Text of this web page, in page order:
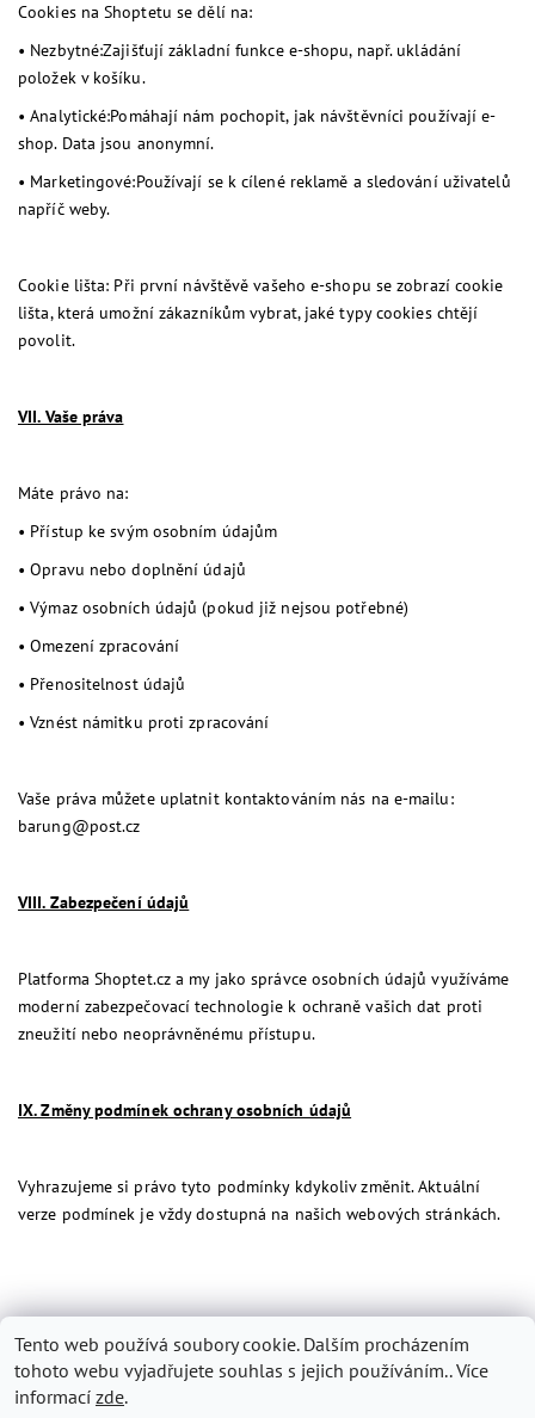
Cookies na Shoptetu se dělí na:
• Nezbytné:Zajišťují základní funkce e-shopu, např. ukládání
položek v košíku.
• Analytické:Pomáhají nám pochopit, jak návštěvníci používají e-
shop. Data jsou anonymní.
• Marketingové:Používají se k cílené reklamě a sledování uživatelů
napříč weby.
Cookie lišta: Při první návštěvě vašeho e-shopu se zobrazí cookie
lišta, která umožní zákazníkům vybrat, jaké typy cookies chtějí
povolit.
VII. Vaše práva
Máte právo na:
• Přístup ke svým osobním údajům
• Opravu nebo doplnění údajů
• Výmaz osobních údajů (pokud již nejsou potřebné)
• Omezení zpracování
• Přenositelnost údajů
• Vznést námitku proti zpracování
Vaše práva můžete uplatnit kontaktováním nás na e-mailu:
barung@post.cz
VIII. Zabezpečení údajů
Platforma Shoptet.cz a my jako správce osobních údajů využíváme
moderní zabezpečovací technologie k ochraně vašich dat proti
zneužití nebo neoprávněnému přístupu.
IX. Změny podmínek ochrany osobních údajů
Vyhrazujeme si právo tyto podmínky kdykoliv změnit. Aktuální
verze podmínek je vždy dostupná na našich webových stránkách.
Tento web používá soubory cookie. Dalším procházením
tohoto webu vyjadřujete souhlas s jejich používáním.. Více
informací zde.